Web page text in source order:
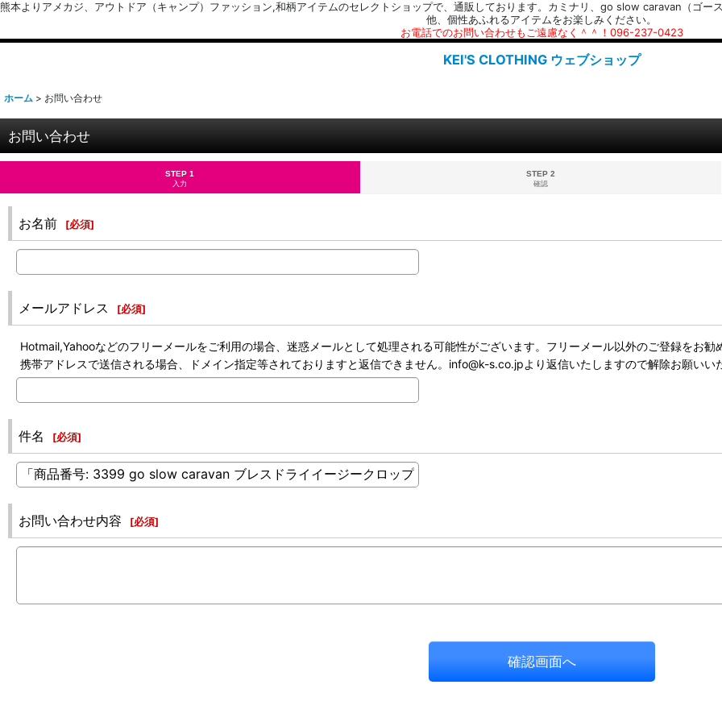
熊本よりアメカジ、アウトドア（キャンプ）ファッション,和柄アイテムのセレクトショップで、通販しております。カミナリ、go slow caravan（ゴー
他、個性あふれるアイテムをお楽しみください。
お電話でのお問い合わせもご遠慮なく＾＾！096-237-0423
KEI'S CLOTHING ウェブショップ
ホーム > お問い合わせ
お問い合わせ
STEP 1
入力
STEP 2
確認
お名前 [必須]
メールアドレス [必須]
Hotmail,Yahooなどのフリーメールをご利用の場合、迷惑メールとして処理される可能性がございます。フリーメール以外のご登録をお勧
携帯アドレスで送信される場合、ドメイン指定等されておりますと返信できません。info@k-s.co.jpより返信いたしますので解除お願いい
件名 [必須]
お問い合わせ内容 [必須]
確認画面へ